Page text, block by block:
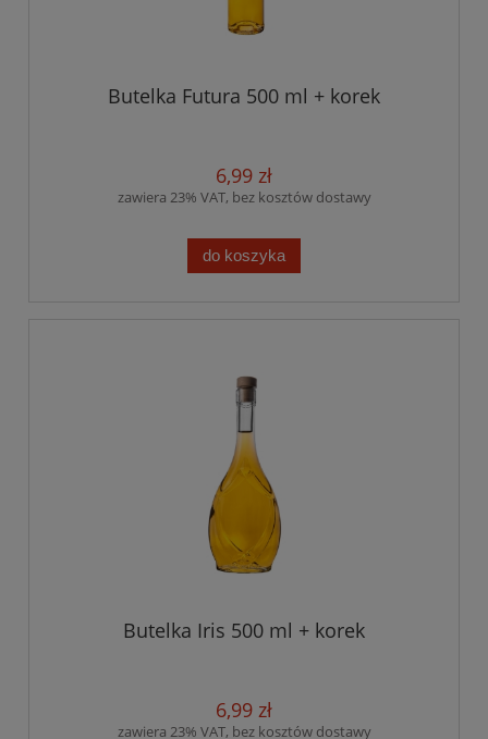
Butelka Futura 500 ml + korek
6,99 zł
zawiera 23% VAT, bez kosztów dostawy
do koszyka
Butelka Iris 500 ml + korek
6,99 zł
zawiera 23% VAT, bez kosztów dostawy